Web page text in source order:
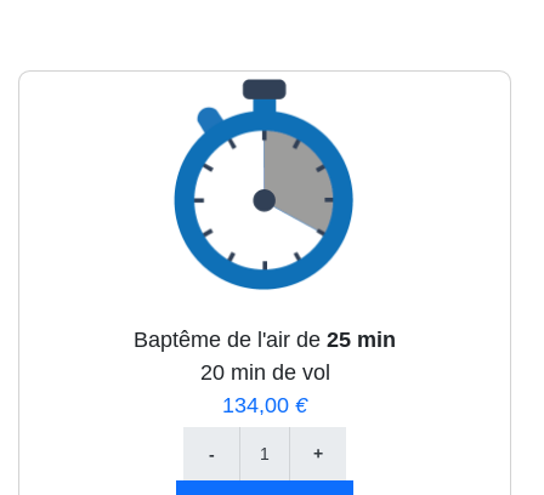
Baptême de l'air de 25 min
20 min de vol
134,00 €